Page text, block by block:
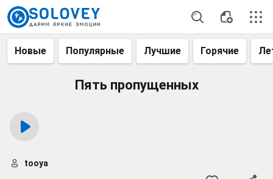
Новые Популярные Лучшие Горячие
Пять пропущенных
tooya